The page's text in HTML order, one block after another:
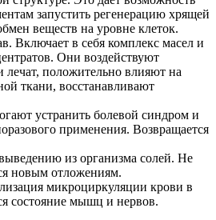
запустить регенерацию хрящей
веществ на уровне клеток.
Включает в себя комплекс масел и
Они воздействуют
лечат, положительно влияют на
ткани, восстанавливают
устранить болевой синдром и
применения. Возвращается
из организма солей. Не
новым отложениям.
микроциркуляции крови в
состояние мышц и нервов.